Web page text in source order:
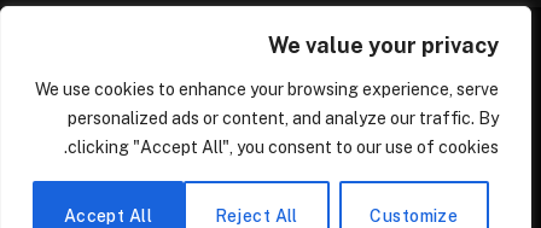
We value your privacy
We use cookies to enhance your browsing experience, serve
personalized ads or content, and analyze our traffic. By
clicking "Accept All", you consent to our use of cookies.
Customize
Reject All
Accept All
עלינו
צור קשר
דרושים נהגים בכל הארץ ומכל הסוגים, נהגי משאיות, נהגי אוטובוס
https://driversjobbs1.com/sign-up/